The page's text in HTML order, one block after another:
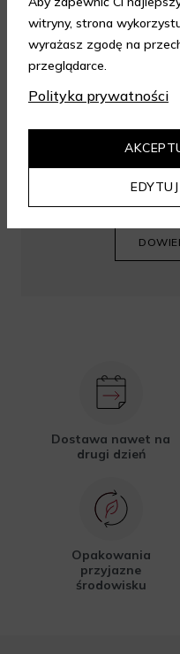
Korzystaj z
mile za
Dostawa nawet na
drugi dzień
Opakowania
przyjazne
środowisku
witryny, strona
wyrażasz zgodę na
przeglądarce.
Polityka prywatności